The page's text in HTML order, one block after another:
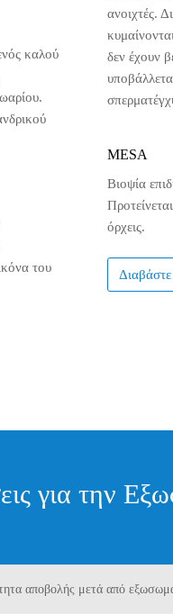
καλού
του
ανοιχτές.
δεν έχουν
MESA
Bιοψία
όρχεις.
για την
αποβολής μετά από